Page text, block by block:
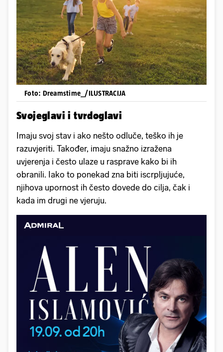
Foto: Dreamstime_/ILUSTRACIJA
Svojeglavi i tvrdoglavi
Imaju svoj stav i ako nešto odluče, teško ih je
razuvjeriti. Također, imaju snažno izražena
uvjerenja i često ulaze u rasprave kako bi ih
obranili. Iako to ponekad zna biti iscrpljujuće,
njihova upornost ih često dovede do cilja, čak i
kada im drugi ne vjeruju.